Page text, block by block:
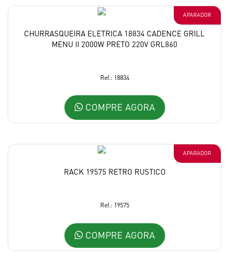
APARADOR
CHURRASQUEIRA ELETRICA 18834 CADENCE GRILL
MENU II 2000W PRETO 220V GRL860
Ref.: 18834
COMPRE AGORA
APARADOR
RACK 19575 RETRO RUSTICO
Ref.: 19575
COMPRE AGORA